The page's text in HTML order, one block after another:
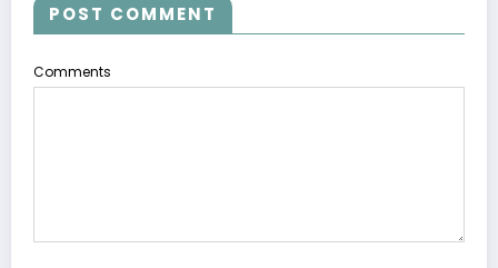
POST COMMENT
Comments